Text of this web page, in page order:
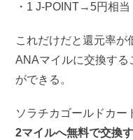
・1 J-POINT→5円相当
これだけだと還元率が
ANAマイルに交換する
ができる。
ソラチカゴールドカー
2マイルへ無料で交換